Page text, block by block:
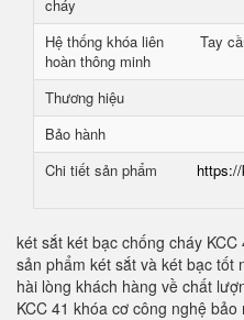
cháy
Hệ thống khóa liên
hoàn thông minh
Tay
Thương hiệu
Bảo hành
Chi tiết sản phẩm
két sắt két bạc chống cháy
sản phẩm két sắt và két bạc tốt
hài lòng khách hàng về chất
KCC 41 khóa cơ công nghệ bảo